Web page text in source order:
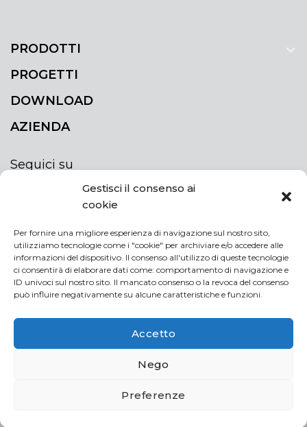
Gestisci il consenso ai
cookie
Per fornire una migliore esperienza di navigazione sul nostro sito,
utilizziamo tecnologie come i "cookie" per archiviare e/o accedere alle
informazioni del dispositivo. Il consenso all'utilizzo di queste tecnologie
ci consentirà di elaborare dati come: comportamento di navigazione e
ID univoci sul nostro sito. Il mancato consenso o la revoca del consenso
può influire negativamente su alcune caratteristiche e funzioni.
Accetto
Nego
Preferenze
PRODOTTI
PROGETTI
DOWNLOAD
AZIENDA
Seguici su
ISCRIVITI ALLA NEWSLETTER
Rimani sempre aggiornato iscrivendoti alla
newsletter
NEWSLETTER
Acconsento al trattamento dei miei dati personali
If